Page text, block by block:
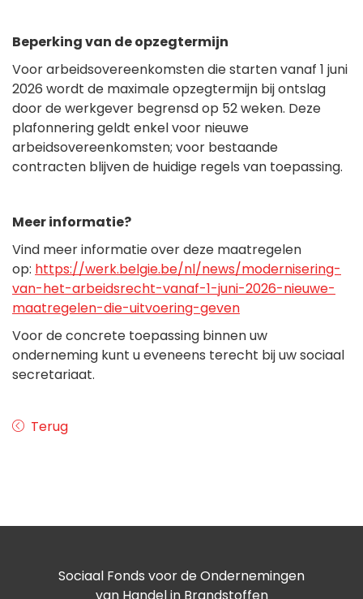
Beperking van de opzegtermijn
Voor arbeidsovereenkomsten die starten vanaf 1 juni
2026 wordt de maximale opzegtermijn bij ontslag
door de werkgever begrensd op 52 weken. Deze
plafonnering geldt enkel voor nieuwe
arbeidsovereenkomsten; voor bestaande
contracten blijven de huidige regels van toepassing.
Meer informatie?
Vind meer informatie over deze maatregelen
op: https://werk.belgie.be/nl/news/modernisering-
van-het-arbeidsrecht-vanaf-1-juni-2026-nieuwe-
maatregelen-die-uitvoering-geven
Voor de concrete toepassing binnen uw
onderneming kunt u eveneens terecht bij uw sociaal
secretariaat.
Terug
Sociaal Fonds voor de Ondernemingen